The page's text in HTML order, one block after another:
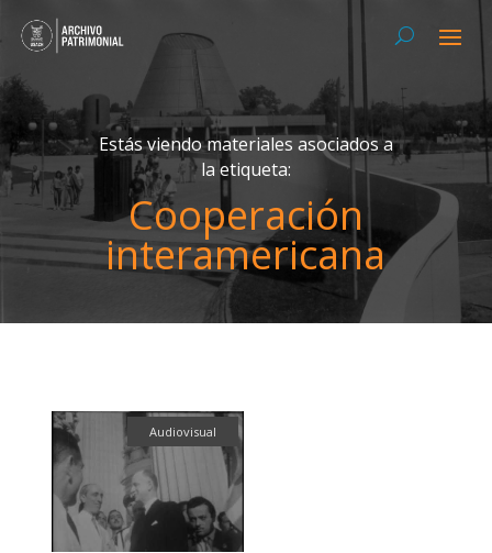
Estás viendo materiales asociados a
la etiqueta:
Cooperación
interamericana
Audiovisual